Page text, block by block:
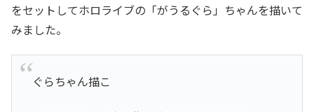
をセットしてホロライブの「がうるぐら」ちゃんを描いて
みました。
ぐらちゃん描こ